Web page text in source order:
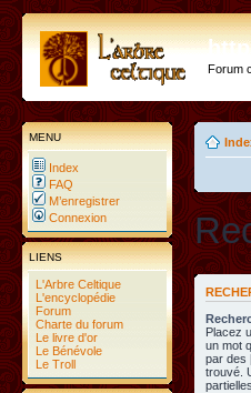
Forum
MENU
Index
FAQ
M’enregistrer
Connexion
LIENS
L'Arbre Celtique
L'encyclopédie
Forum
Charte du forum
Le livre d'or
Le Bénévole
Le Troll
Placez
un mot
par des
trouvé.
partielles.